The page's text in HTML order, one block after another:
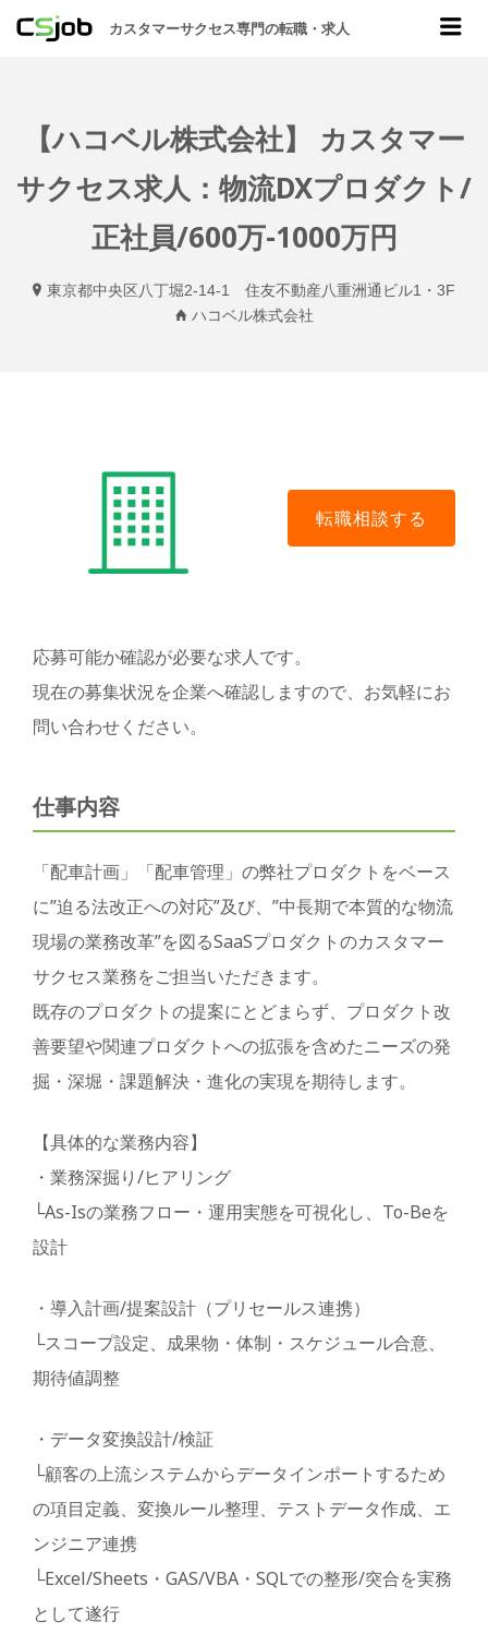
CSJOB
カスタマーサクセス専門の転職・求人
【ハコベル株式会社】 カスタマー
サクセス求人：物流DXプロダクト/
正社員/600万-1000万円
東京都中央区八丁堀2-14-1 住友不動産八重洲通ビル1・3F
ハコベル株式会社
応募可能か確認が必要な求人です。
現在の募集状況を企業へ確認しますので、お気軽にお
問い合わせください。
仕事内容
「配車計画」「配車管理」の弊社プロダクトをベース
に”迫る法改正への対応”及び、”中長期で本質的な物流
現場の業務改革”を図るSaaSプロダクトのカスタマー
サクセス業務をご担当いただきます。
既存のプロダクトの提案にとどまらず、プロダクト改
善要望や関連プロダクトへの拡張を含めたニーズの発
掘・深堀・課題解決・進化の実現を期待します。
【具体的な業務内容】
・業務深掘り/ヒアリング
└As-Isの業務フロー・運用実態を可視化し、To-Beを
設計
・導入計画/提案設計（プリセールス連携）
└スコープ設定、成果物・体制・スケジュール合意、
期待値調整
・データ変換設計/検証
└顧客の上流システムからデータインポートするため
の項目定義、変換ルール整理、テストデータ作成、エ
ンジニア連携
└Excel/Sheets・GAS/VBA・SQLでの整形/突合を実務
として遂行